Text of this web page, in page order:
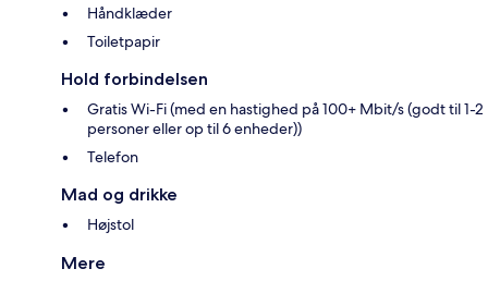
Håndklæder
Toiletpapir
Hold forbindelsen
Gratis Wi-Fi (med en hastighed på 100+ Mbit/s (godt til 1-2
personer eller op til 6 enheder))
Telefon
Mad og drikke
Højstol
Mere